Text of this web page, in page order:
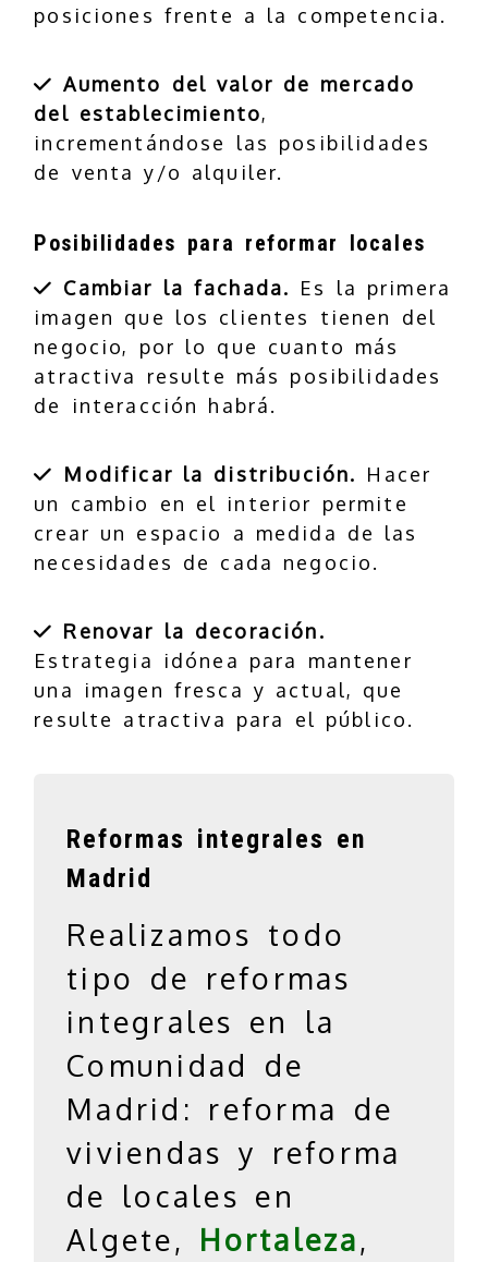
posiciones frente a la competencia.
Aumento del valor de mercado
del establecimiento,
incrementándose las posibilidades
de venta y/o alquiler.
Posibilidades para reformar locales
Cambiar la fachada. Es la primera
imagen que los clientes tienen del
negocio, por lo que cuanto más
atractiva resulte más posibilidades
de interacción habrá.
Modificar la distribución. Hacer
un cambio en el interior permite
crear un espacio a medida de las
necesidades de cada negocio.
Renovar la decoración.
Estrategia idónea para mantener
una imagen fresca y actual, que
resulte atractiva para el público.
Reformas integrales en
Madrid
Realizamos todo
tipo de reformas
integrales en la
Comunidad de
Madrid: reforma de
viviendas y reforma
de locales en
Algete, Hortaleza,